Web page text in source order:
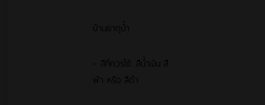
บ้านธาตุน้ำ
– สีที่ควรใช้: สีน้ำเงิน สี
ฟ้า หรือ สีดำ